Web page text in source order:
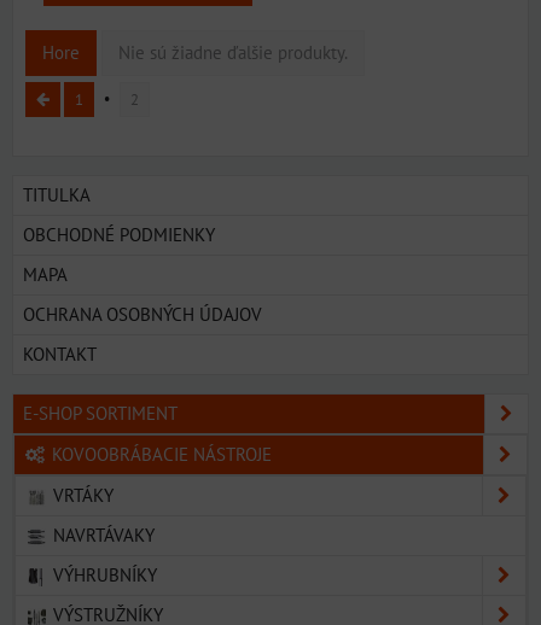
Hore Nie sú žiadne ďalšie produkty.
1 2
TITULKA
OBCHODNÉ PODMIENKY
MAPA
OCHRANA OSOBNÝCH ÚDAJOV
KONTAKT
E-SHOP SORTIMENT
KOVOOBRÁBACIE NÁSTROJE
VRTÁKY
NAVRTÁVAKY
VÝHRUBNÍKY
VÝSTRUŽNÍKY